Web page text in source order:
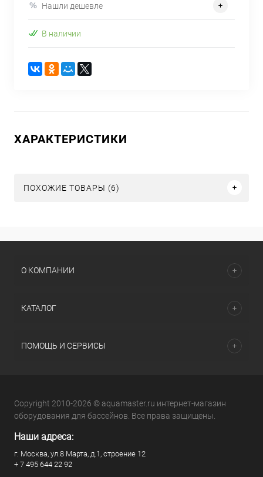
Нашли дешевле
В наличии
ХАРАКТЕРИСТИКИ
ПОХОЖИЕ ТОВАРЫ (6)
О КОМПАНИИ
КАТАЛОГ
ПОМОЩЬ И СЕРВИСЫ
Copyright 2010-2026 © aquamaster.ru интернет-магазин
оборудования для бассейнов. Все права защищены.
Наши адреса:
г. Москва, ул.8 Марта, д.1, строение 12
+ 7 495 644 22 92